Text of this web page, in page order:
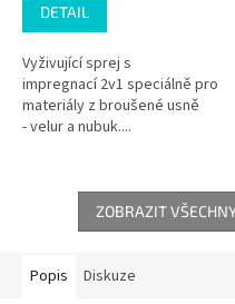
DETAIL
Vyživující sprej s
impregnací 2v1 speciálně pro
materiály z broušené usně
- velur a nubuk....
ZOBRAZIT
Popis Diskuze